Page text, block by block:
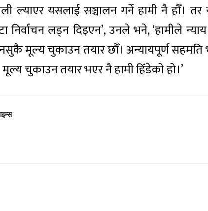
ल्याएर यसलाई सञ्चालन गर्ने हामी नै हौँ। तर
निर्वाचन लड्न दिइएन’, उनले भने, ‘हामीले
मूल्य चुकाउन तयार छौँ। अन्यायपूर्ण
चुकाउन तयार भएर नै हामी हिँडेको हो।’